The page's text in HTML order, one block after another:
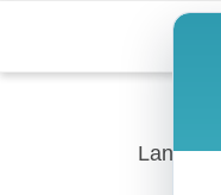
content
Langlauf